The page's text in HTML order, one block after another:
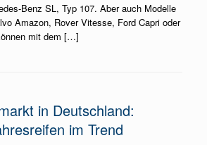
Benz SL, Typ 107. Aber auch Modelle
Amazon, Rover Vitesse, Ford Capri oder
mit dem […]
in Deutschland:
im Trend